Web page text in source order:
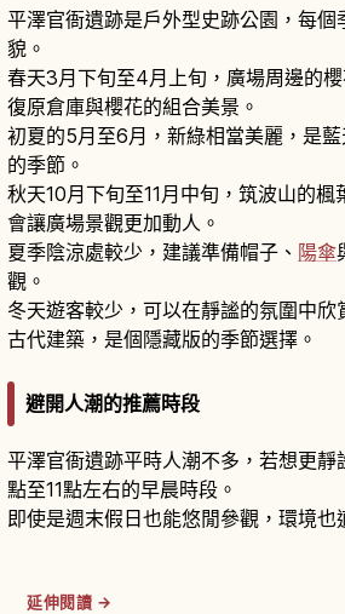
平澤官衙遺跡是戶外型史跡公園，每個
貌。
春天3月下旬至4月上旬，廣場周邊的
復原倉庫與櫻花的組合美景。
初夏的5月至6月，新綠相當美麗，是
的季節。
秋天10月下旬至11月中旬，筑波山的楓
會讓廣場景觀更加動人。
夏季陰涼處較少，建議準備帽子、 陽傘
觀。
冬天遊客較少，可以在靜謐的氛圍中
古代建築，是個隱藏版的季節選擇。
避開人潮的推薦時段
平澤官衙遺跡平時人潮不多，若想更靜
點至11點左右的早晨時段。
即使是週末假日也能悠閒參觀，環境也
延伸閱讀 →